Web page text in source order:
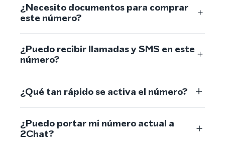
¿Necesito documentos para comprar
este número?
¿Puedo recibir llamadas y SMS en este
número?
¿Qué tan rápido se activa el número?
¿Puedo portar mi número actual a
2Chat?